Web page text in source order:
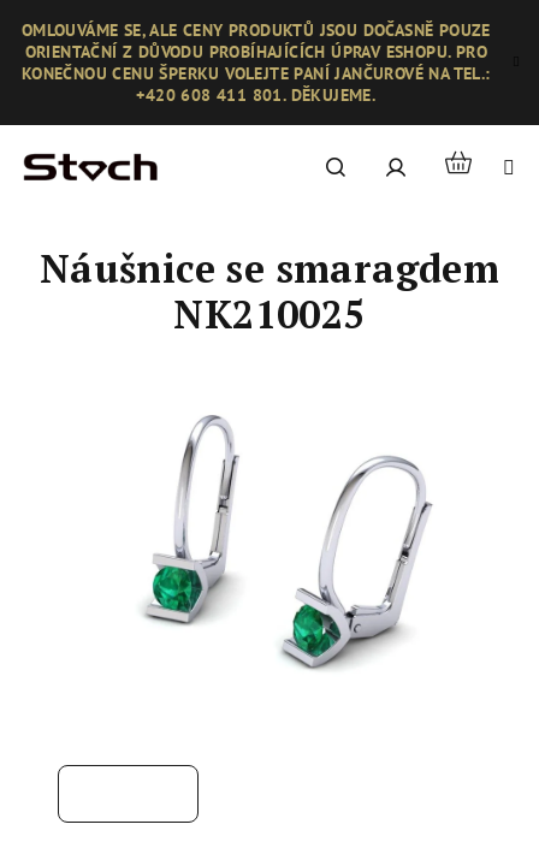
obsah
OMLOUVÁME SE, ALE CENY PRODUKTŮ JSOU DOČASNĚ POUZE
ORIENTAČNÍ Z DŮVODU PROBÍHAJÍCÍCH ÚPRAV ESHOPU. PRO
KONEČNOU CENU ŠPERKU VOLEJTE PANÍ JANČUROVÉ NA TEL.:
+420 608 411 801. DĚKUJEME.
Hledat PřihlášeníNákupní
Náušnice se smaragdem
NK210025